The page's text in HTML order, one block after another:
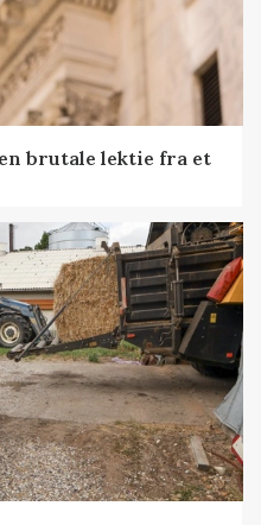
brutale lektie fra et